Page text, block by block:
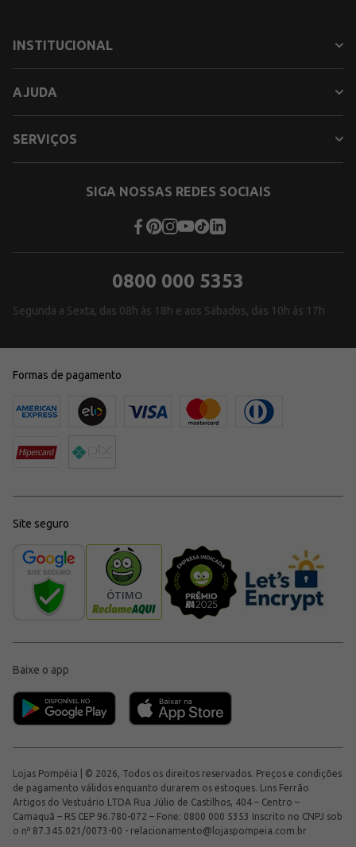
INSTITUCIONAL
AJUDA
SERVIÇOS
SIGA NOSSAS REDES SOCIAIS
0800 000 5353
Segunda a Sexta, das 08h às 18h e aos Sábados, das 10h às 17h
Formas de pagamento
Site seguro
Baixe o app
Lojas Pompéia | © 2026, Todos os direitos reservados. Preços e condições
de pagamento válidos enquanto durarem os estoques. Lins Ferrão
Artigos do Vestuário LTDA Rua Júlio de Castilhos, 404 – Centro –
Camaquã – RS CEP 96.780-072 – Fone: 0800 000 5353 Inscrito no CNPJ sob
o nº 87.345.021/0073-00 - relacionamento@lojaspompeia.com.br